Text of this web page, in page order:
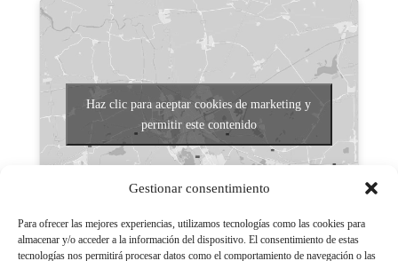
Gestionar consentimiento
Para ofrecer las mejores experiencias, utilizamos tecnologías como las cookies para
almacenar y/o acceder a la información del dispositivo. El consentimiento de estas
tecnologías nos permitirá procesar datos como el comportamiento de navegación o las
Haz clic para aceptar cookies de marketing y
permitir este contenido